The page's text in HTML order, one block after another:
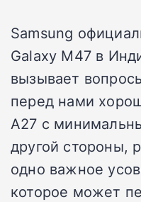
Samsung
Galaxy M47 в
вызывает
перед нами
A27 с
другой стороны,
одно важное
которое может